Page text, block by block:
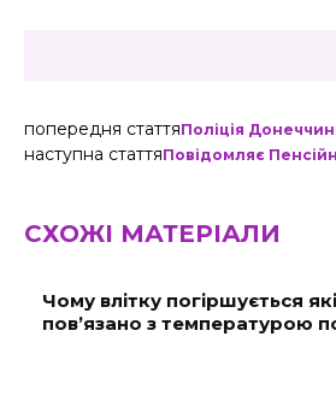
попередня статтяПоліція
наступна статтяПовідомляє
СХОЖІ МАТЕРІАЛИ
Чому влітку погіршується
пов’язано з температурою